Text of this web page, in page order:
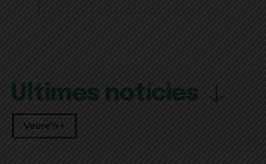
Últimes notícies
Veure'n +